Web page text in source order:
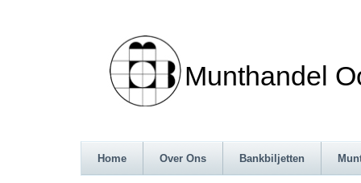
Munthandel
Home Over Ons Bankbiljetten